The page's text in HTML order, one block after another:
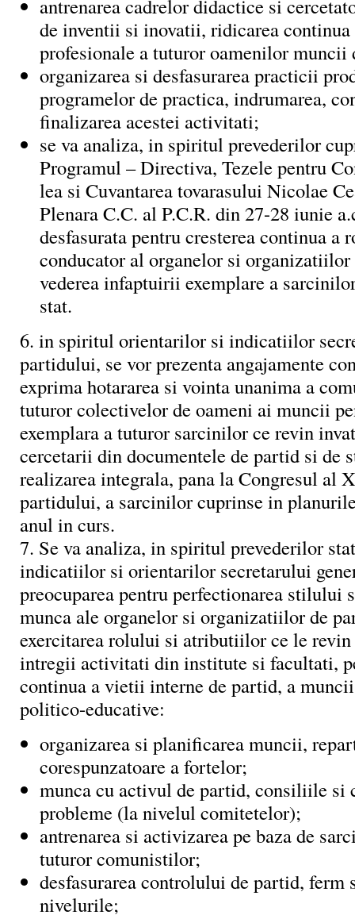
antrenarea cadrelor didactice si
de inventii si inovatii, ridicarea
profesionale a tuturor oamenilor
organizarea si desfasurarea practicii
programelor de practica, indrumarea,
finalizarea acestei activitati;
se va analiza, in spiritul prevederilor
Programul – Directiva, Tezele pentru
lea si Cuvantarea tovarasului Nicolae
Plenara C.C. al P.C.R. din 27-28 iunie
desfasurata pentru cresterea continua
conducator al organelor si
vederea infaptuirii exemplare a
stat.
6. in spiritul orientarilor si indicatiilor
partidului, se vor prezenta angajamente
exprima hotararea si vointa unanima a
tuturor colectivelor de oameni ai muncii
exemplara a tuturor sarcinilor ce revin
cercetarii din documentele de partid si de
realizarea integrala, pana la Congresul al
partidului, a sarcinilor cuprinse in
anul in curs.
7. Se va analiza, in spiritul prevederilor
indicatiilor si orientarilor secretarului
preocuparea pentru perfectionarea stilului
munca ale organelor si organizatiilor de
exercitarea rolului si atributiilor ce le revin
intregii activitati din institute si facultati,
continua a vietii interne de partid, a
politico-educative:
organizarea si planificarea muncii,
corespunzatoare a fortelor;
munca cu activul de partid, consiliile si
probleme (la nivelul comitetelor);
antrenarea si activizarea pe baza de
tuturor comunistilor;
desfasurarea controlului de partid, ferm
nivelurile;